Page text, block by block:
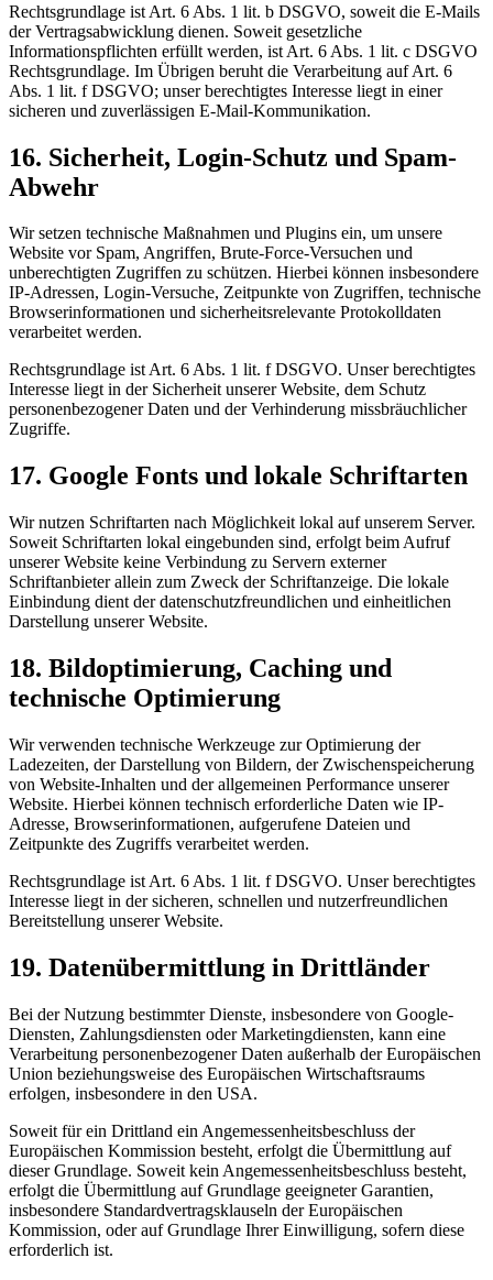
Rechtsgrundlage ist Art. 6 Abs. 1 lit. b DSGVO, soweit die E-Mails
der Vertragsabwicklung dienen. Soweit gesetzliche
Informationspflichten erfüllt werden, ist Art. 6 Abs. 1 lit. c DSGVO
Rechtsgrundlage. Im Übrigen beruht die Verarbeitung auf Art. 6
Abs. 1 lit. f DSGVO; unser berechtigtes Interesse liegt in einer
sicheren und zuverlässigen E-Mail-Kommunikation.
16. Sicherheit, Login-Schutz und Spam-
Abwehr
Wir setzen technische Maßnahmen und Plugins ein, um unsere
Website vor Spam, Angriffen, Brute-Force-Versuchen und
unberechtigten Zugriffen zu schützen. Hierbei können insbesondere
IP-Adressen, Login-Versuche, Zeitpunkte von Zugriffen, technische
Browserinformationen und sicherheitsrelevante Protokolldaten
verarbeitet werden.
Rechtsgrundlage ist Art. 6 Abs. 1 lit. f DSGVO. Unser berechtigtes
Interesse liegt in der Sicherheit unserer Website, dem Schutz
personenbezogener Daten und der Verhinderung missbräuchlicher
Zugriffe.
17. Google Fonts und lokale Schriftarten
Wir nutzen Schriftarten nach Möglichkeit lokal auf unserem Server.
Soweit Schriftarten lokal eingebunden sind, erfolgt beim Aufruf
unserer Website keine Verbindung zu Servern externer
Schriftanbieter allein zum Zweck der Schriftanzeige. Die lokale
Einbindung dient der datenschutzfreundlichen und einheitlichen
Darstellung unserer Website.
18. Bildoptimierung, Caching und
technische Optimierung
Wir verwenden technische Werkzeuge zur Optimierung der
Ladezeiten, der Darstellung von Bildern, der Zwischenspeicherung
von Website-Inhalten und der allgemeinen Performance unserer
Website. Hierbei können technisch erforderliche Daten wie IP-
Adresse, Browserinformationen, aufgerufene Dateien und
Zeitpunkte des Zugriffs verarbeitet werden.
Rechtsgrundlage ist Art. 6 Abs. 1 lit. f DSGVO. Unser berechtigtes
Interesse liegt in der sicheren, schnellen und nutzerfreundlichen
Bereitstellung unserer Website.
19. Datenübermittlung in Drittländer
Bei der Nutzung bestimmter Dienste, insbesondere von Google-
Diensten, Zahlungsdiensten oder Marketingdiensten, kann eine
Verarbeitung personenbezogener Daten außerhalb der Europäischen
Union beziehungsweise des Europäischen Wirtschaftsraums
erfolgen, insbesondere in den USA.
Soweit für ein Drittland ein Angemessenheitsbeschluss der
Europäischen Kommission besteht, erfolgt die Übermittlung auf
dieser Grundlage. Soweit kein Angemessenheitsbeschluss besteht,
erfolgt die Übermittlung auf Grundlage geeigneter Garantien,
insbesondere Standardvertragsklauseln der Europäischen
Kommission, oder auf Grundlage Ihrer Einwilligung, sofern diese
erforderlich ist.